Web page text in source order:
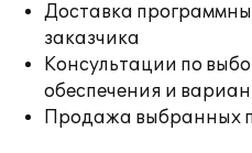
Доставка
заказчика
Консультации по
обеспечения и
Продажа выбранных